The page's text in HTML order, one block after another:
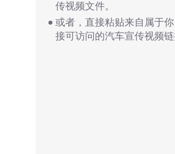
传视频文件。
或者，直接粘贴来自属于
接可访问的汽车宣传视频链